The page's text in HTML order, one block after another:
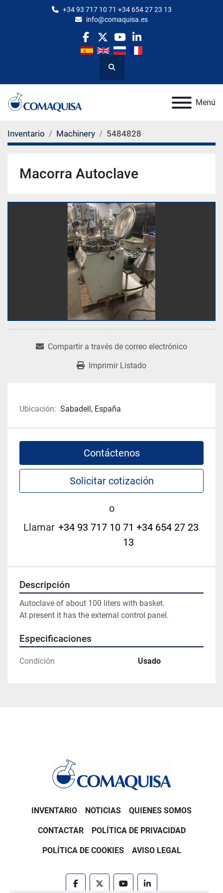
+34 93 717 10 71 +34 654 27 23 13
info@comaquisa.es
facebook
twitteryoutubelinkedin
Buscar
Menú
Inventario Machinery 5484828
Macorra Autoclave
Compartir a través de correo electrónico
Imprimir Listado
Ubicación: Sabadell, España
Contáctenos
Solicitar cotización
o
Llamar +34 93 717 10 71 +34 654 27 23
13
Descripción
Autoclave of about 100 liters with basket.
At present it has the external control panel.
Especificaciones
Condición Usado
INVENTARIO NOTICIAS QUIENES SOMOS
CONTACTAR POLÍTICA DE PRIVACIDAD
POLÍTICA DE COOKIES AVISO LEGAL
facebooktwitter youtubelinkedin